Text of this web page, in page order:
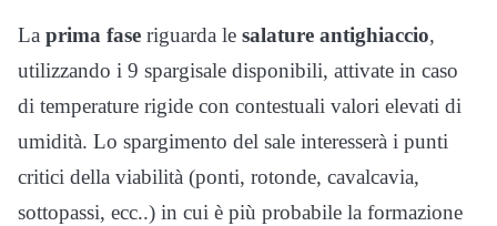
La prima fase riguarda le salature antighiaccio,
utilizzando i 9 spargisale disponibili, attivate in caso
di temperature rigide con contestuali valori elevati di
umidità. Lo spargimento del sale interesserà i punti
critici della viabilità (ponti, rotonde, cavalcavia,
sottopassi, ecc..) in cui è più probabile la formazione